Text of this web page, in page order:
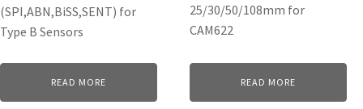
(SPI,ABN,BiSS,SENT) for
Type B Sensors
READ MORE
25/30/50/108mm for
CAM622
READ MORE